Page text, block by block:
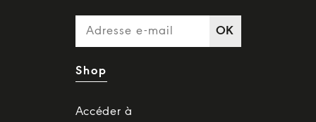
OK
Shop
Accéder à